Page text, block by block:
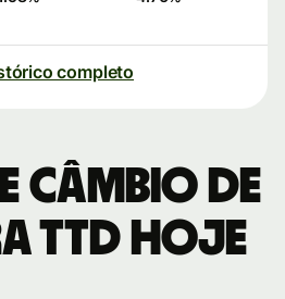
completo
câmbio de
TTD hoje